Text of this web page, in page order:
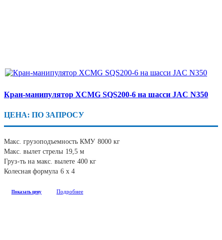
Кран-манипулятор XCMG SQS200-6 на шасси JAC N350
ЦЕНА: ПО ЗАПРОСУ
Макс. грузоподъемность КМУ 8000 кг
Макс. вылет стрелы 19,5 м
Груз-ть на макс. вылете 400 кг
Колесная формула 6 х 4
Показать цену Подробнее